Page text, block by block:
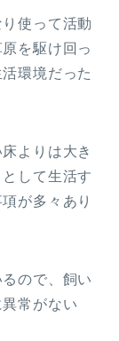
使って活動
を駆け回っ
環境だった
よりは大き
して生活す
が多々あり
ので、飼い
常がない